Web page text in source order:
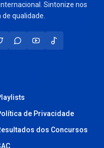
Sintonize nos
qualidade.
de Privacidade
dos Concursos